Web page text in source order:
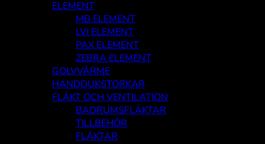
ELEMENT
MB ELEMENT
LVI ELEMENT
PAX ELEMENT
ZEBRA ELEMENT
GOLVVÄRME
HANDDUKSTORKAR
FLÄKT OCH VENTILATION
BADRUMSFLÄKTAR
TILLBEHÖR
FLÄKTAR